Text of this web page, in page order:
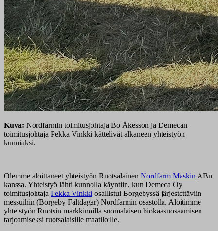
Kuva: Nordfarmin toimitusjohtaja Bo Åkesson ja Demecan
toimitusjohtaja Pekka Vinkki kättelivät alkaneen yhteistyön
kunniaksi.
Olemme aloittaneet yhteistyön Ruotsalainen Nordfarm Maskin ABn
kanssa. Yhteistyö lähti kunnolla käyntiin, kun Demeca Oy
toimitusjohtaja Pekka Vinkki osallistui Borgebyssä järjestettäviin
messuihin (Borgeby Fältdagar) Nordfarmin osastolla. Aloitimme
yhteistyön Ruotsin markkinoilla suomalaisen biokaasuosaamisen
tarjoamiseksi ruotsalaisille maatiloille.